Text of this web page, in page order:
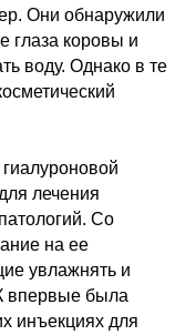
Они обнаружили
глаза коровы и
воду. Однако в те
лечения
Со
на ее
увлажнять и
впервые была
инъекциях для